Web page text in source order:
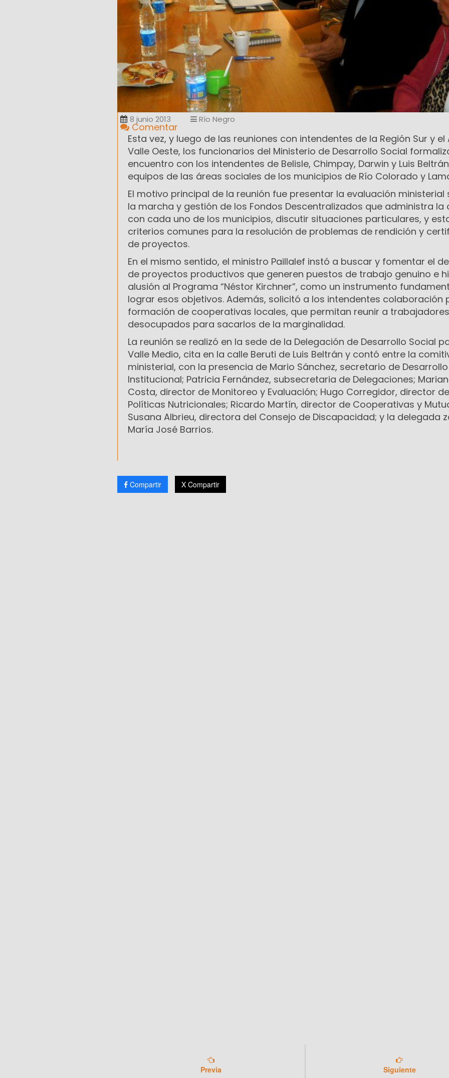
8 junio 2013 Río Negro
Comentar
Esta vez, y luego de las reuniones con intendentes de la Región Sur y el
Valle Oeste, los funcionarios del Ministerio de Desarrollo Social
encuentro con los intendentes de Belisle, Chimpay, Darwin y Luis
equipos de las áreas sociales de los municipios de Río Colorado y
El motivo principal de la reunión fue presentar la evaluación ministerial
la marcha y gestión de los Fondos Descentralizados que administra la
con cada uno de los municipios, discutir situaciones particulares, y
criterios comunes para la resolución de problemas de rendición y
de proyectos.
En el mismo sentido, el ministro Paillalef instó a buscar y fomentar el
de proyectos productivos que generen puestos de trabajo genuino e
alusión al Programa “Néstor Kirchner”, como un instrumento
lograr esos objetivos. Además, solicitó a los intendentes colaboración
formación de cooperativas locales, que permitan reunir a trabajadores
desocupados para sacarlos de la marginalidad.
La reunión se realizó en la sede de la Delegación de Desarrollo Social
Valle Medio, cita en la calle Beruti de Luis Beltrán y contó entre la
ministerial, con la presencia de Mario Sánchez, secretario de Desarrollo
Institucional; Patricia Fernández, subsecretaria de Delegaciones;
Costa, director de Monitoreo y Evaluación; Hugo Corregidor, director de
Políticas Nutricionales; Ricardo Martín, director de Cooperativas y
Susana Albrieu, directora del Consejo de Discapacidad; y la delegada
María José Barrios.
Compartir X Compartir
Previa Siguiente